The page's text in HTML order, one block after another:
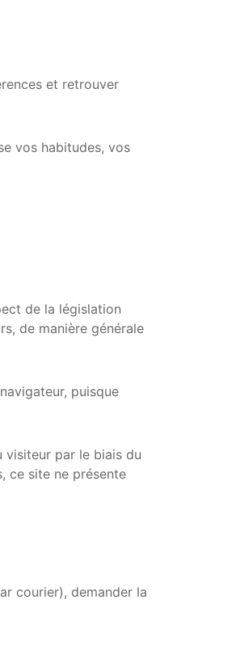
et retrouver
vos habitudes, vos
de la législation
de manière générale
puisque
visiteur par le biais du
ce site ne présente
courier), demander la